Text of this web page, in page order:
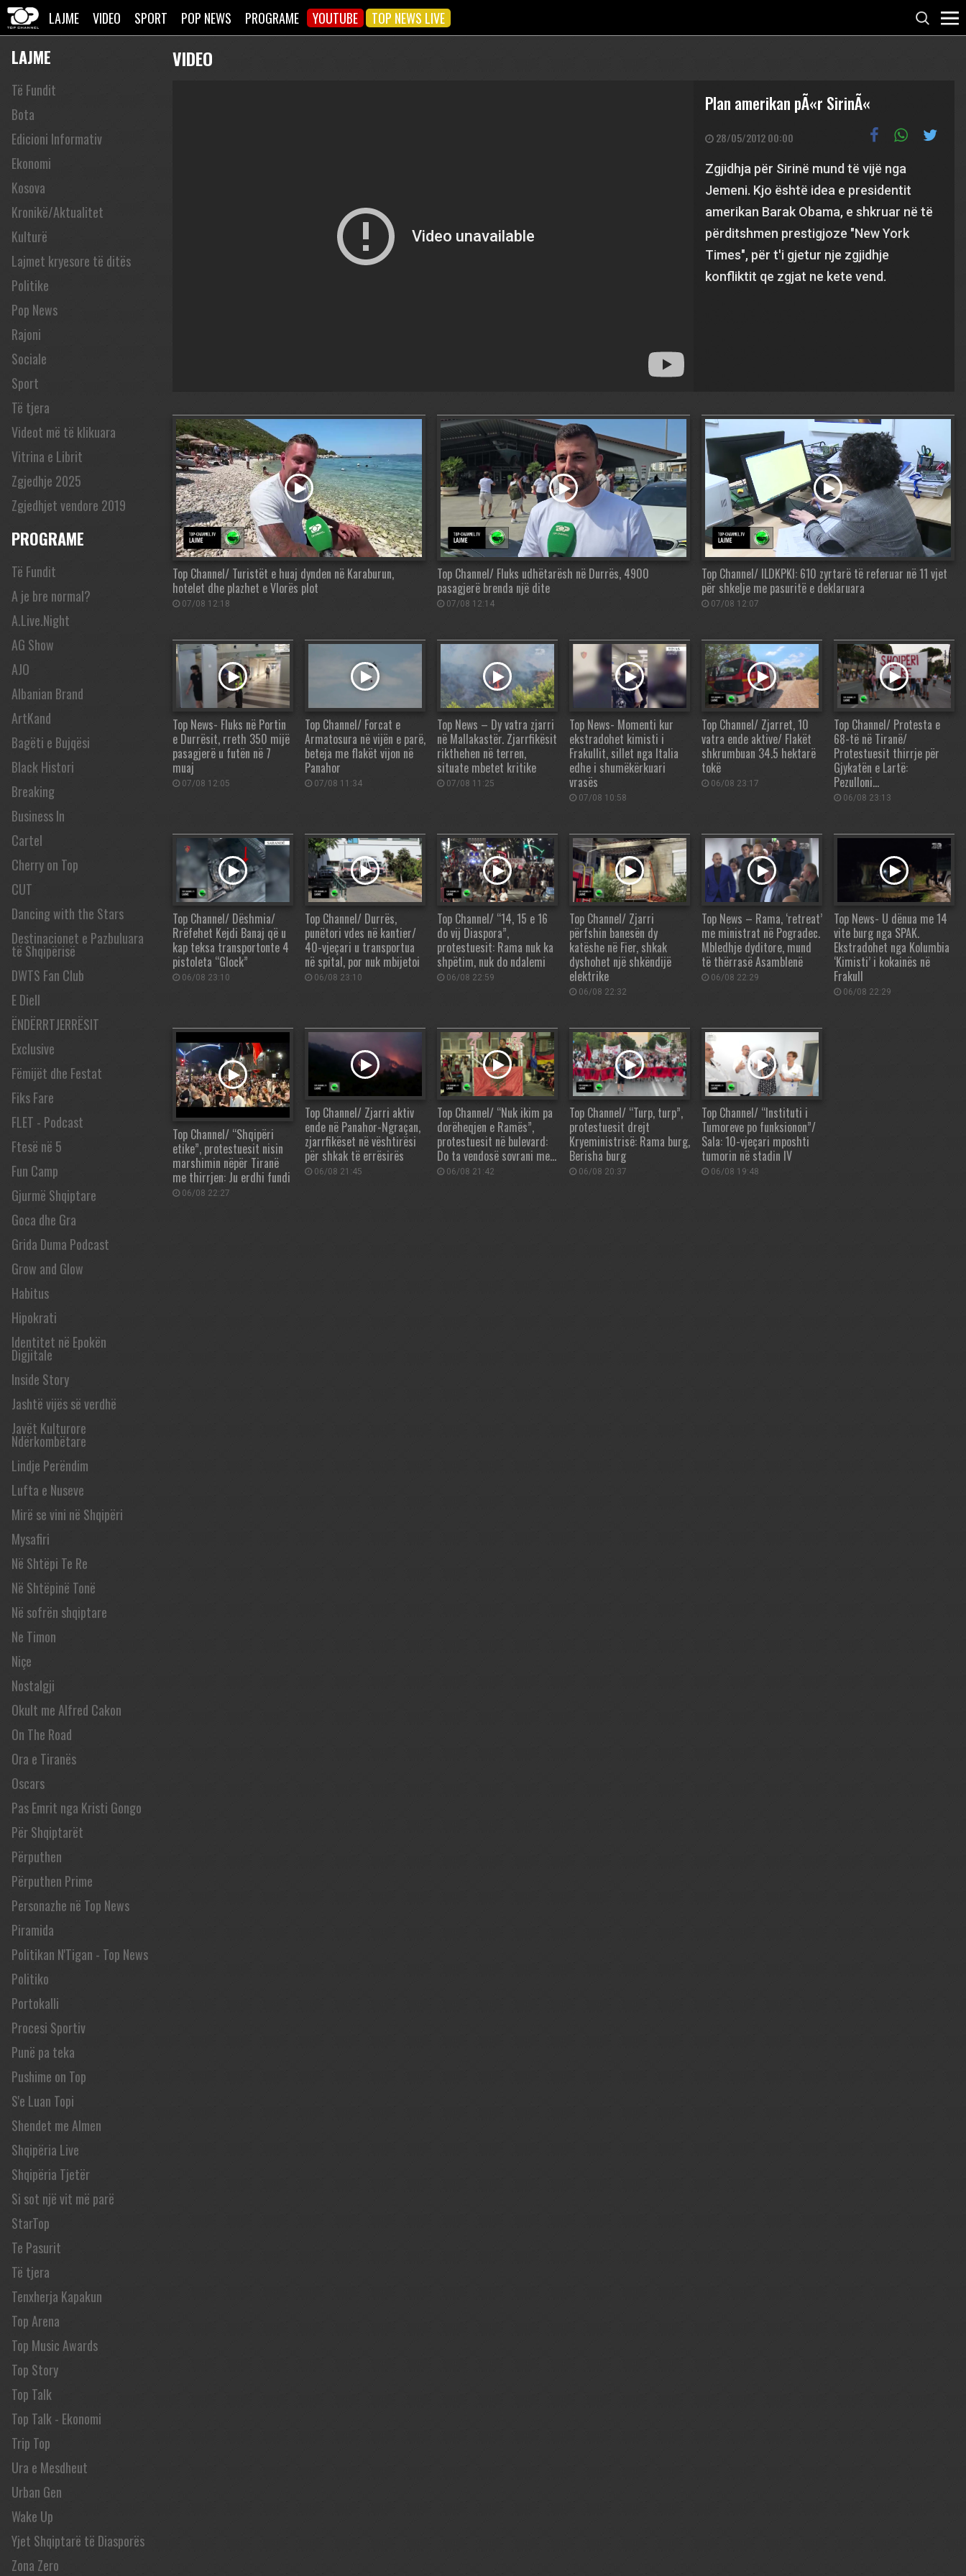
LAJME VIDEO SPORT POP NEWS PROGRAME YOUTUBE TOP NEWS LIVE
LAJME
Të Fundit
Bota
Edicioni Informativ
Ekonomi
Kosova
Kronikë/Aktualitet
Kulturë
Lajmet kryesore të ditës
Politike
Pop News
Rajoni
Sociale
Sport
Të tjera
Videot më të klikuara
Vitrina e Librit
Zgjedhje 2025
Zgjedhjet vendore 2019
PROGRAME
Të Fundit
A je bre normal?
A.Live.Night
AG Show
AJO
Albanian Brand
ArtKand
Bagëti e Bujqësi
Black Histori
Breaking
Business In
Cartel
Cherry on Top
CUT
Dancing with the Stars
Destinacionet e Pazbuluara
të Shqipërisë
DWTS Fan Club
E Diell
ËNDËRRTJERRËSIT
Exclusive
Fëmijët dhe Festat
Fiks Fare
FLET - Podcast
Ftesë në 5
Fun Camp
Gjurmë Shqiptare
Goca dhe Gra
Grida Duma Podcast
Grow and Glow
Habitus
Hipokrati
Identitet në Epokën
Digjitale
Inside Story
Jashtë vijës së verdhë
Javët Kulturore
Ndërkombëtare
Lindje Perëndim
Lufta e Nuseve
Mirë se vini në Shqipëri
Mysafiri
Në Shtëpi Te Re
Në Shtëpinë Tonë
Në sofrën shqiptare
Ne Timon
Niçe
Nostalgji
Okult me Alfred Cakon
On The Road
Ora e Tiranës
Oscars
Pas Emrit nga Kristi Gongo
Për Shqiptarët
Përputhen
Përputhen Prime
Personazhe në Top News
Piramida
Politikan N'Tigan - Top News
Politiko
Portokalli
Procesi Sportiv
Punë pa teka
Pushime on Top
S'e Luan Topi
Shendet me Almen
Shqipëria Live
Shqipëria Tjetër
Si sot një vit më parë
StarTop
Te Pasurit
Të tjera
Tenxherja Kapakun
Top Arena
Top Music Awards
Top Story
Top Talk
Top Talk - Ekonomi
Trip Top
Ura e Mesdheut
Urban Gen
Wake Up
Yjet Shqiptarë të Diasporës
Zona Zero
VIDEO
Plan amerikan pÃ«r SirinÃ«
28/05/2012 00:00
Zgjidhja për Sirinë mund të vijë nga
Jemeni. Kjo është idea e presidentit
amerikan Barak Obama, e shkruar në të
përditshmen prestigjoze "New York
Times", për t'i gjetur nje zgjidhje
konfliktit qe zgjat ne kete vend.
Top Channel/ Turistët e huaj dynden në Karaburun,
hotelet dhe plazhet e Vlorës plot
07/08 12:18
Top Channel/ Fluks udhëtarësh në Durrës, 4900
pasagjerë brenda një dite
07/08 12:14
Top Channel/ ILDKPKI: 610 zyrtarë të referuar në 11 vjet
për shkelje me pasuritë e deklaruara
07/08 12:07
Top News- Fluks në Portin
e Durrësit, rreth 350 mijë
pasagjerë u futën në 7
muaj
07/08 12:05
Top Channel/ Forcat e
Armatosura në vijën e parë,
beteja me flakët vijon në
Panahor
07/08 11:34
Top News – Dy vatra zjarri
në Mallakastër. Zjarrfikësit
rikthehen në terren,
situate mbetet kritike
07/08 11:25
Top News- Momenti kur
ekstradohet kimisti i
Frakullit, sillet nga Italia
edhe i shumëkërkuari
vrasës
07/08 10:58
Top Channel/ Zjarret, 10
vatra ende aktive/ Flakët
shkrumbuan 34.5 hektarë
tokë
06/08 23:17
Top Channel/ Protesta e
68-të në Tiranë/
Protestuesit thirrje për
Gjykatën e Lartë:
Pezulloni…
06/08 23:13
Top Channel/ Dëshmia/
Rrëfehet Kejdi Banaj që u
kap teksa transportonte 4
pistoleta “Glock”
06/08 23:10
Top Channel/ Durrës,
punëtori vdes në kantier/
40-vjeçari u transportua
në spital, por nuk mbijetoi
06/08 23:10
Top Channel/ “14, 15 e 16
do vij Diaspora”,
protestuesit: Rama nuk ka
shpëtim, nuk do ndalemi
06/08 22:59
Top Channel/ Zjarri
përfshin banesën dy
katëshe në Fier, shkak
dyshohet një shkëndijë
elektrike
06/08 22:32
Top News – Rama, ‘retreat’
me ministrat në Pogradec.
Mbledhje dyditore, mund
të thërrasë Asamblenë
06/08 22:29
Top News- U dënua me 14
vite burg nga SPAK.
Ekstradohet nga Kolumbia
‘Kimisti’ i kokainës në
Frakull
06/08 22:29
Top Channel/ “Shqipëri
etike”, protestuesit nisin
marshimin nëpër Tiranë
me thirrjen: Ju erdhi fundi
06/08 22:27
Top Channel/ Zjarri aktiv
ende në Panahor-Ngraçan,
zjarrfikëset në vështirësi
për shkak të errësirës
06/08 21:45
Top Channel/ “Nuk ikim pa
dorëheqjen e Ramës”,
protestuesit në bulevard:
Do ta vendosë sovrani me…
06/08 21:42
Top Channel/ “Turp, turp”,
protestuesit drejt
Kryeministrisë: Rama burg,
Berisha burg
06/08 20:37
Top Channel/ “Instituti i
Tumoreve po funksionon”/
Sala: 10-vjeçari mposhti
tumorin në stadin IV
06/08 19:48